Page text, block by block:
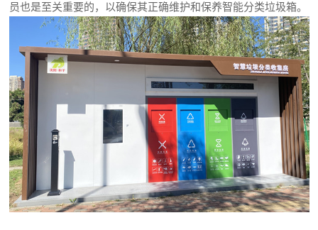
员也是至关重要的，以确保其正确维护和保养智能分类垃圾箱。